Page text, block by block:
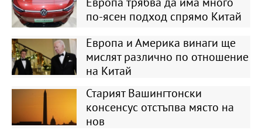
по-ясен подход спрямо Китай
Европа и Америка винаги ще
мислят различно по отношение
на Китай
Старият Вашингтонски
консенсус отстъпва място на
нов